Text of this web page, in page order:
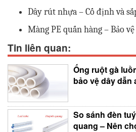
Dây rút nhựa – Cố định và
Màng PE quấn hàng – Bảo
Tin liên quan:
Ống ruột gà
bảo vệ dây dẫn
So sánh đèn
quang – Nên